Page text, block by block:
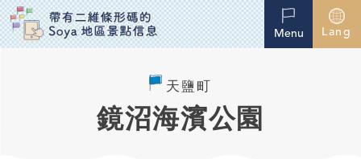
Menu Lang
天鹽町
鏡沼海濱公園